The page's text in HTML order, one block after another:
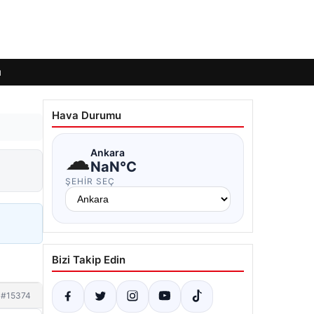
#15374
Hava Durumu
☁Ankara
NaN°C
ŞEHIR SEÇ
Bizi Takip Edin